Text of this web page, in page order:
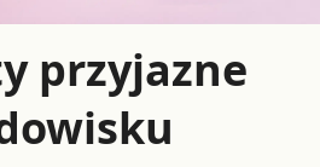
przyjazne